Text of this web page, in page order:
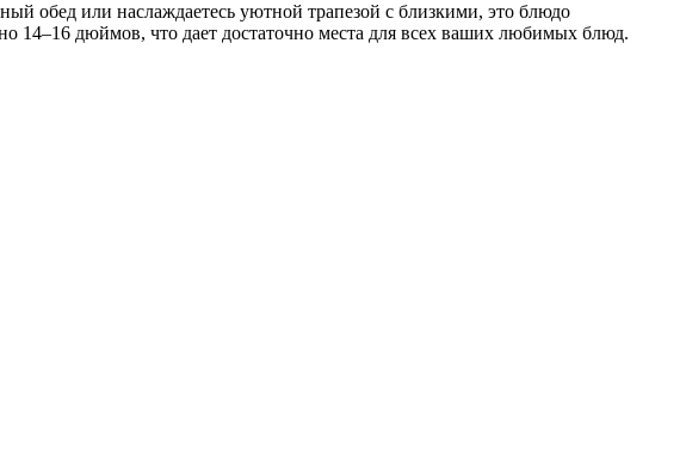
обед или наслаждаетесь уютной трапезой с близкими, это блюдо
14–16 дюймов, что дает достаточно места для всех ваших любимых блюд.